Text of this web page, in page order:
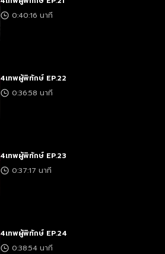
0:40:16 นาที
4เทพผู้พิทักษ์ EP.22
0:36:58 นาที
4เทพผู้พิทักษ์ EP.23
0:37:17 นาที
4เทพผู้พิทักษ์ EP.24
0:38:54 นาที